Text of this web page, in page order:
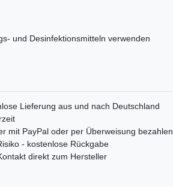
und Desinfektionsmitteln verwenden
Lieferung aus und nach Deutschland
mit PayPal oder per Überweisung bezahlen
- kostenlose Rückgabe
direkt zum Hersteller